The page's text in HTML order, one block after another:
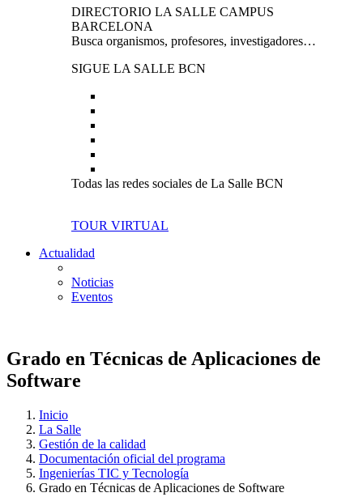
DIRECTORIO LA SALLE CAMPUS
BARCELONA
Busca organismos, profesores, investigadores…
SIGUE LA SALLE BCN
Todas las redes sociales de La Salle BCN
TOUR VIRTUAL
Actualidad
Noticias
Eventos
Grado en Técnicas de Aplicaciones de
Software
Inicio
La Salle
Gestión de la calidad
Documentación oficial del programa
Ingenierías TIC y Tecnología
Grado en Técnicas de Aplicaciones de Software